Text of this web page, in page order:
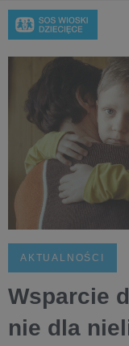
AKTUALNOŚCI
Wsparcie
nie dla